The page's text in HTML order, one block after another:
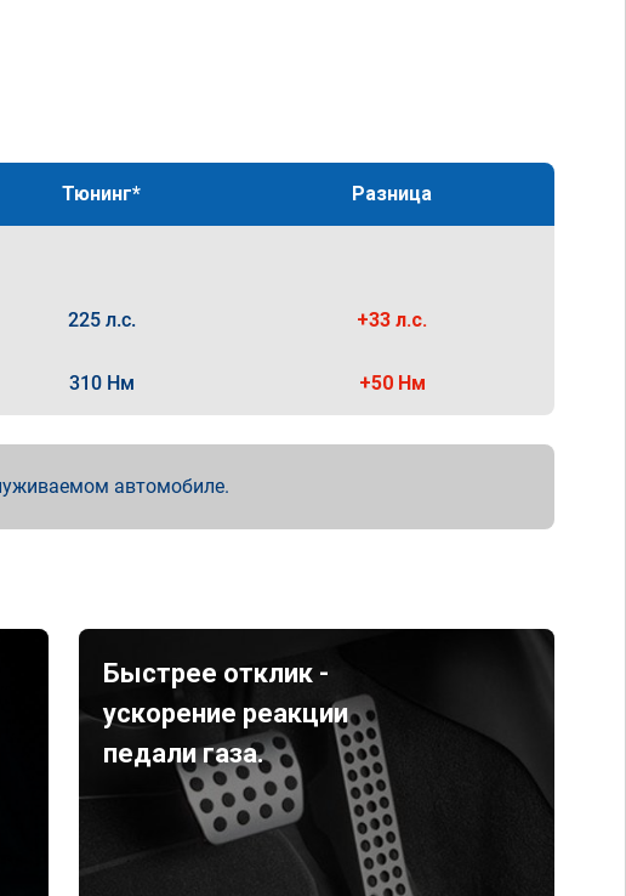
Тюнинг* Разница
225 л.с. +33 л.с.
310 Нм +50 Нм
автомобиле.
Быстрее отклик -
ускорение реакции
педали газа.